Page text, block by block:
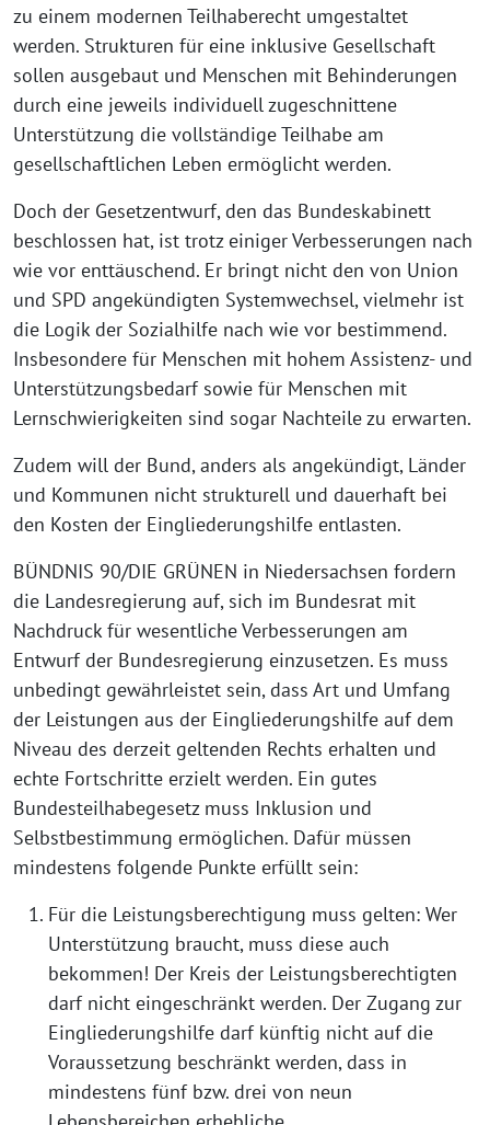
zu einem modernen Teilhaberecht umgestaltet
werden. Strukturen für eine inklusive Gesellschaft
sollen ausgebaut und Menschen mit Behinderungen
durch eine jeweils individuell zugeschnittene
Unterstützung die vollständige Teilhabe am
gesellschaftlichen Leben ermöglicht werden.
Doch der Gesetzentwurf, den das Bundeskabinett
beschlossen hat, ist trotz einiger Verbesserungen nach
wie vor enttäuschend. Er bringt nicht den von Union
und SPD angekündigten Systemwechsel, vielmehr ist
die Logik der Sozialhilfe nach wie vor bestimmend.
Insbesondere für Menschen mit hohem Assistenz- und
Unterstützungsbedarf sowie für Menschen mit
Lernschwierigkeiten sind sogar Nachteile zu erwarten.
Zudem will der Bund, anders als angekündigt, Länder
und Kommunen nicht strukturell und dauerhaft bei
den Kosten der Eingliederungshilfe entlasten.
BÜNDNIS 90/DIE GRÜNEN in Niedersachsen fordern
die Landesregierung auf, sich im Bundesrat mit
Nachdruck für wesentliche Verbesserungen am
Entwurf der Bundesregierung einzusetzen. Es muss
unbedingt gewährleistet sein, dass Art und Umfang
der Leistungen aus der Eingliederungshilfe auf dem
Niveau des derzeit geltenden Rechts erhalten und
echte Fortschritte erzielt werden. Ein gutes
Bundesteilhabegesetz muss Inklusion und
Selbstbestimmung ermöglichen. Dafür müssen
mindestens folgende Punkte erfüllt sein:
Für die Leistungsberechtigung muss gelten: Wer
Unterstützung braucht, muss diese auch
bekommen! Der Kreis der Leistungsberechtigten
darf nicht eingeschränkt werden. Der Zugang zur
Eingliederungshilfe darf künftig nicht auf die
Voraussetzung beschränkt werden, dass in
mindestens fünf bzw. drei von neun